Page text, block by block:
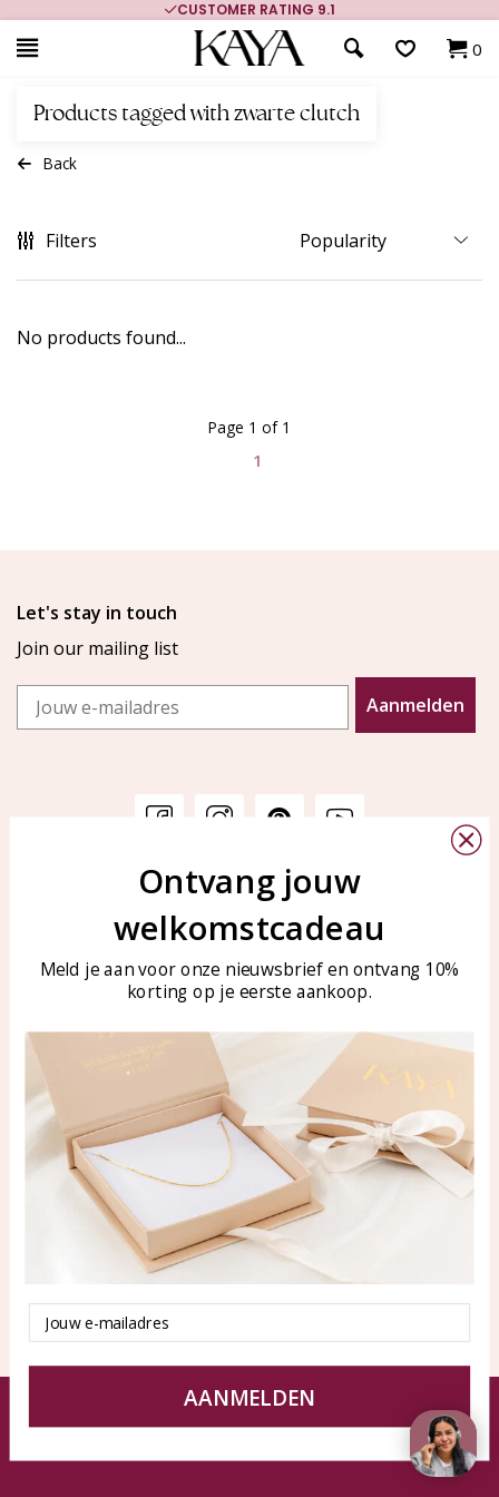
CUSTOMER RATING 9.1
0
Products tagged with zwarte clutch
Back
Filters
No products found...
1
Page 1 of 1
Let's stay in touch
Join our mailing list
Email
Aanmelden
Customer service
Customer service
Care for your jewelry
KAYA Sieraden
Bellen of WhatsApp Ma-Vr
tussen 09:00-17:00
Tel: 0850003187
WhatsApp: 0850003187
klantenservice@kayasierade
Products
All products
New products
KAYA Sieraden
About
test
Tips en Advies
Duurzaamheid
© KAYA jewels webshop - a beautiful memory
Terms and Conditions Disclaimer Privacy policy Sitemap
Ontvang jouw
welkomstcadeau
Meld je aan voor onze nieuwsbrief en ontvang 10%
korting op je eerste aankoop.
Email
AANMELDEN